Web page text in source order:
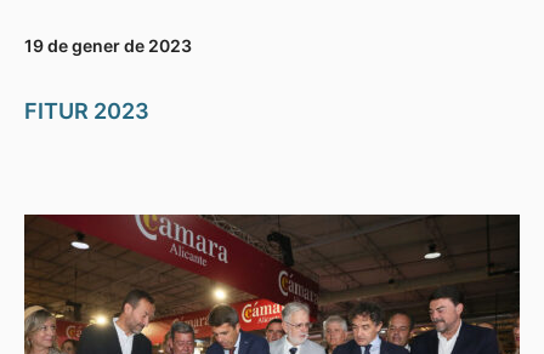
19 de gener de 2023
FITUR 2023